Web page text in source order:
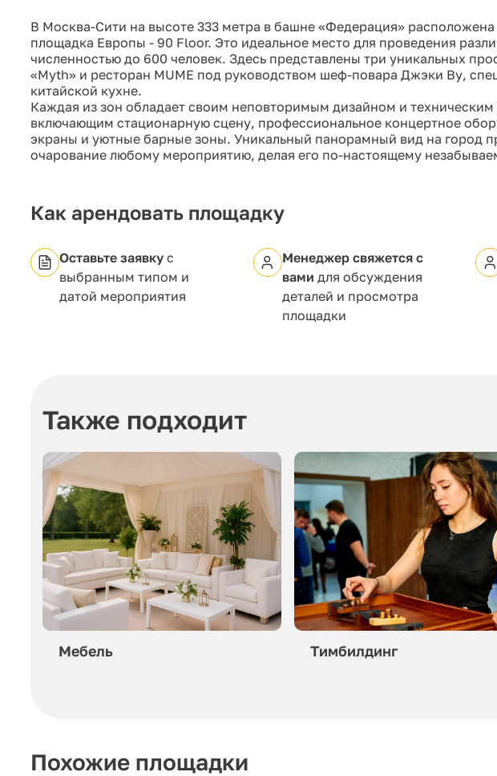
В Москва-Сити на высоте 333 метра в башне «Федерация»
площадка Европы - 90 Floor. Это идеальное место для проведения
численностью до 600 человек. Здесь представлены три уникальных
«Myth» и ресторан MUME под руководством шеф-повара Джэки Ву,
китайской кухне.
Каждая из зон обладает своим неповторимым дизайном и
включающим стационарную сцену, профессиональное концертное
экраны и уютные барные зоны. Уникальный панорамный вид на город
очарование любому мероприятию, делая его по-настоящему
Как арендовать площадку
Оставьте заявку с
выбранным типом и
датой мероприятия
Менеджер свяжется с
вами для обсуждения
деталей и просмотра
площадки
Также подходит
Мебель Тимбилдинг
Похожие площадки